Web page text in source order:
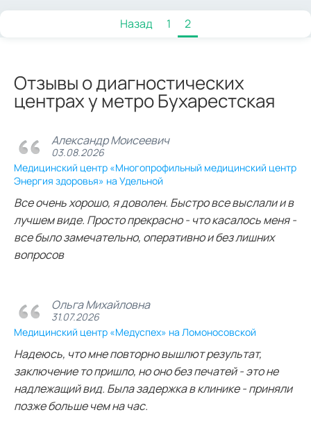
Назад 1 2
Отзывы о диагностических
центрах у метро Бухарестская
Александр Моисеевич
03.08.2026
Медицинский центр «Многопрофильный медицинский центр
Энергия здоровья» на Удельной
Все очень хорошо, я доволен. Быстро все выслали и в
лучшем виде. Просто прекрасно - что касалось меня -
все было замечательно, оперативно и без лишних
вопросов
Ольга Михайловна
31.07.2026
Медицинский центр «Медуспех» на Ломоносовской
Надеюсь, что мне повторно вышлют результат,
заключение то пришло, но оно без печатей - это не
надлежащий вид. Была задержка в клинике - приняли
позже больше чем на час.